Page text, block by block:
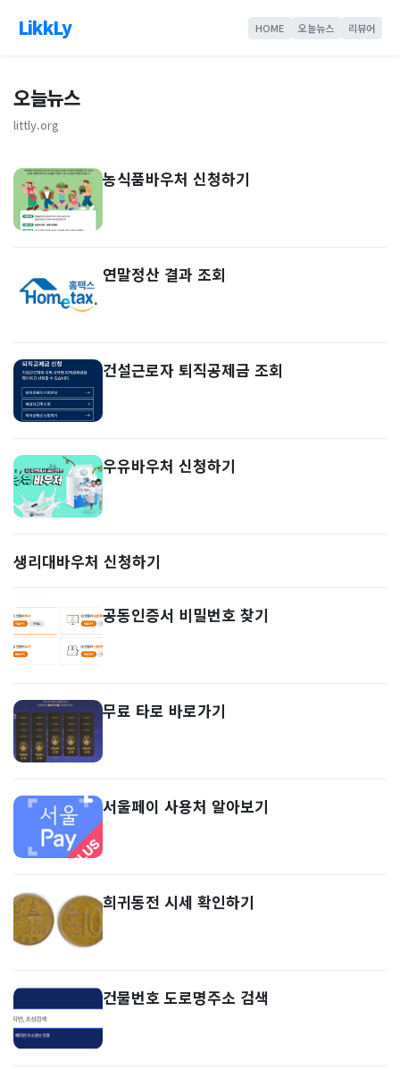
LikkLy HOME 오늘뉴스 리뷰어
오늘뉴스
littly.org
농식품바우처 신청하기
연말정산 결과 조회
건설근로자 퇴직공제금 조회
우유바우처 신청하기
생리대바우처 신청하기
공동인증서 비밀번호 찾기
무료 타로 바로가기
서울페이 사용처 알아보기
희귀동전 시세 확인하기
건물번호 도로명주소 검색